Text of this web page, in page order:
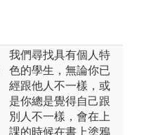
我們尋找具有個人特
色的學生，無論你已
經跟他人不一樣，或
是你總是覺得自己跟
別人不一樣，會在上
課的時候在書上塗鴉